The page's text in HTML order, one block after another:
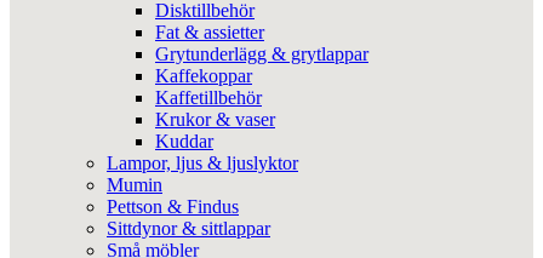
Disktillbehör
Fat & assietter
Grytunderlägg & grytlappar
Kaffekoppar
Kaffetillbehör
Krukor & vaser
Kuddar
Lampor, ljus & ljuslyktor
Mumin
Pettson & Findus
Sittdynor & sittlappar
Små möbler